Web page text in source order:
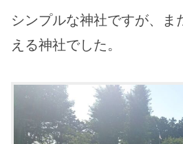
シンプルな神社ですが、ま
える神社でした。